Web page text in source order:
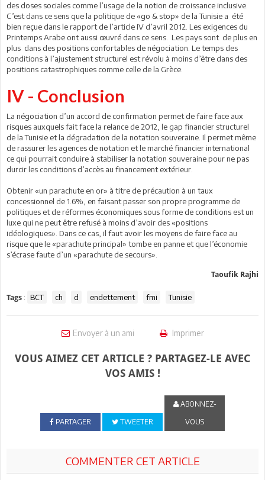
des doses sociales comme l’usage de la notion de croissance inclusive.
C’est dans ce sens que la politique de «go & stop» de la Tunisie a été
bien reçue dans le rapport de l’article IV d’avril 2012. Les exigences du
Printemps Arabe ont aussi œuvré dans ce sens. Les pays sont de plus en
plus dans des positions confortables de négociation. Le temps des
conditions à l’ajustement structurel est révolu à moins d’être dans des
positions catastrophiques comme celle de la Grèce.
IV - Conclusion
La négociation d’un accord de confirmation permet de faire face aux
risques auxquels fait face la relance de 2012, le gap financier structurel
de la Tunisie et la dégradation de la notation souveraine. Il permet même
de rassurer les agences de notation et le marché financier international
ce qui pourrait conduire à stabiliser la notation souveraine pour ne pas
durcir les conditions d’accès au financement extérieur.
Obtenir «un parachute en or» à titre de précaution à un taux
concessionnel de 1.6%, en faisant passer son propre programme de
politiques et de réformes économiques sous forme de conditions est un
luxe qui ne peut être refusé à moins d’avoir des «positions
idéologiques». Dans ce cas, il faut avoir les moyens de faire face au
risque que le «parachute principal» tombe en panne et que l’économie
s’écrase faute d’un «parachute de secours».
Taoufik Rajhi
Tags : BCT ch d endettement fmi Tunisie
Envoyer à un ami Imprimer
VOUS AIMEZ CET ARTICLE ? PARTAGEZ-LE AVEC
VOS AMIS !
PARTAGER TWEETER
ABONNEZ-
VOUS
COMMENTER CET ARTICLE